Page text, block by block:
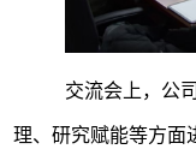
交流会上，公
理、研究赋能等方面